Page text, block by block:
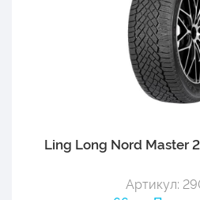
Ling Long Nord Master
Артикул: